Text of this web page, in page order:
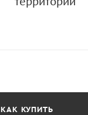
КАК КУПИТЬ